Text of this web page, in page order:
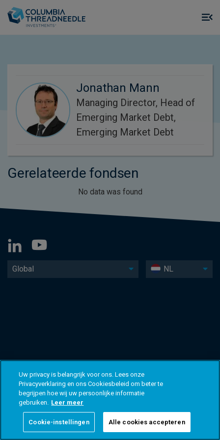
Jonathan Mann
Managing Director, Head of
Emerging Market Debt,
Emerging Market Debt
Gerelateerde fondsen
No data was found
Global NL
Uw privacy is belangrijk voor ons. Lees onze
Privacyverklaring en ons Cookiesbeleid om beter te
begrijpen hoe wij uw persoonlijke informatie
gebruiken. Leer meer
Cookie-instellingen Alle cookies accepteren